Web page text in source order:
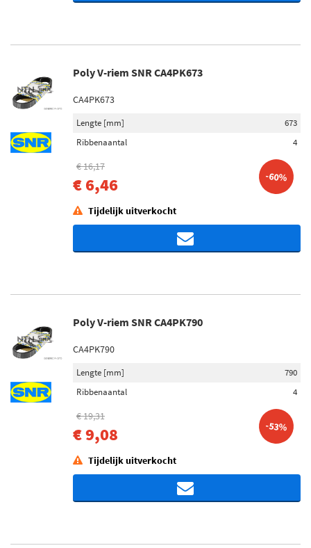
Poly V-riem SNR CA4PK673
CA4PK673
Lengte [mm]
673
Ribbenaantal
4
€ 16,17
€ 6,46 -60%
Tijdelijk uitverkocht
Poly V-riem SNR CA4PK790
CA4PK790
Lengte [mm]
790
Ribbenaantal
4
€ 19,31
€ 9,08 -53%
Tijdelijk uitverkocht